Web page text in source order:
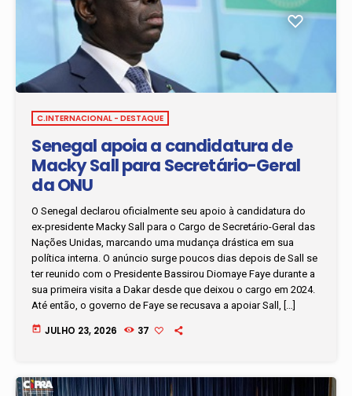
C.INTERNACIONAL - DESTAQUE
Senegal apoia a candidatura de
Macky Sall para Secretário-Geral
da ONU
O Senegal declarou oficialmente seu apoio à candidatura do
ex-presidente Macky Sall para o Cargo de Secretário-Geral das
Nações Unidas, marcando uma mudança drástica em sua
política interna. O anúncio surge poucos dias depois de Sall se
ter reunido com o Presidente Bassirou Diomaye Faye durante a
sua primeira visita a Dakar desde que deixou o cargo em 2024.
Até então, o governo de Faye se recusava a apoiar Sall, […]
today JULHO 23, 2026 37